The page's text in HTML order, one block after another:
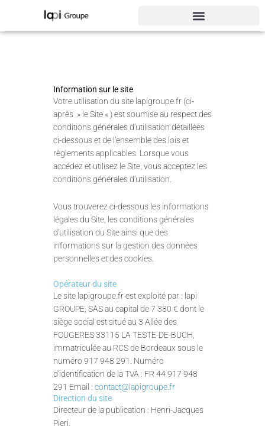
contenu
Information sur le site
Votre utilisation du site lapigroupe.fr (ci-
après » le Site « ) est soumise au respect des
conditions générales d’utilisation détaillées
ci-dessous et de l’ensemble des lois et
règlements applicables. Lorsque vous
accédez et utilisez le Site, vous acceptez les
conditions générales d’utilisation.
Vous trouverez ci-dessous les informations
légales du Site, les conditions générales
d’utilisation du Site ainsi que des
informations sur la gestion des données
personnelles et des cookies.
Opérateur du site
Le site lapigroupe.fr est exploité par : lapi
GROUPE, SAS au capital de 7 380 € dont le
siège social est situé au 3 Allée des
FOUGERES 33115 LA TESTE-DE-BUCH,
immatriculée au RCS de Bordeaux sous le
numéro 917 948 291. Numéro
d’identification de la TVA : FR 44 917 948
291 Email : contact@lapigroupe.fr
Direction du site
Directeur de la publication : Henri-Jacques
Pieri.